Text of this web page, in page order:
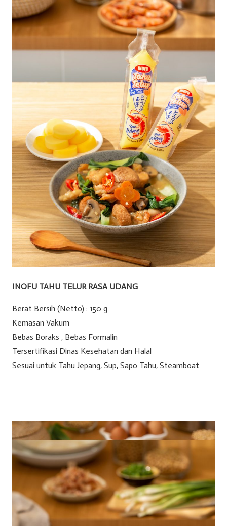
INOFU TAHU TELUR RASA UDANG
Berat Bersih (Netto) : 150 g
Kemasan Vakum
Bebas Boraks , Bebas Formalin
Tersertifikasi Dinas Kesehatan dan Halal
Sesuai untuk Tahu Jepang, Sup, Sapo Tahu, Steamboat